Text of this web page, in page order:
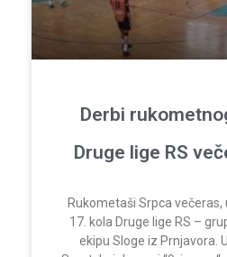
Derbi
Druge lige RS
Rukometaši Srpca večeras,
17. kola Druge lige RS –
ekipu Sloge iz Prnjavora.